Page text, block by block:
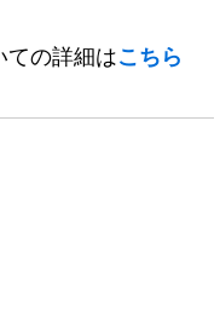
の詳細はこちら